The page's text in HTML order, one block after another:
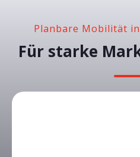
Planbare Mobilität
Für starke